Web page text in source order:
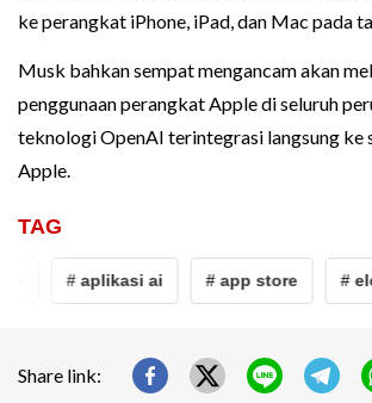
ke perangkat iPhone, iPad, dan Mac pada
Musk bahkan sempat mengancam akan
penggunaan perangkat Apple di seluruh
teknologi OpenAI terintegrasi langsung ke
Apple.
TAG
# aplikasi ai # app store #
Share link: